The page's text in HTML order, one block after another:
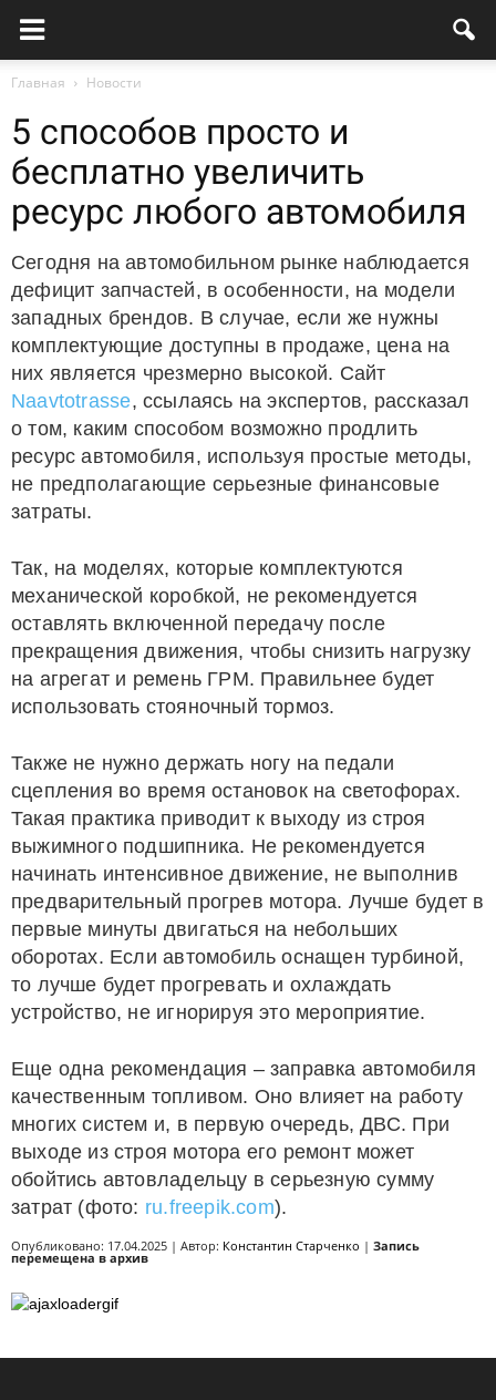
Главная Новости
5 способов просто и
бесплатно увеличить
ресурс любого автомобиля
Сегодня на автомобильном рынке наблюдается
дефицит запчастей, в особенности, на модели
западных брендов. В случае, если же нужны
комплектующие доступны в продаже, цена на
них является чрезмерно высокой. Сайт
Naavtotrasse, ссылаясь на экспертов, рассказал
о том, каким способом возможно продлить
ресурс автомобиля, используя простые методы,
не предполагающие серьезные финансовые
затраты.
Так, на моделях, которые комплектуются
механической коробкой, не рекомендуется
оставлять включенной передачу после
прекращения движения, чтобы снизить нагрузку
на агрегат и ремень ГРМ. Правильнее будет
использовать стояночный тормоз.
Также не нужно держать ногу на педали
сцепления во время остановок на светофорах.
Такая практика приводит к выходу из строя
выжимного подшипника. Не рекомендуется
начинать интенсивное движение, не выполнив
предварительный прогрев мотора. Лучше будет в
первые минуты двигаться на небольших
оборотах. Если автомобиль оснащен турбиной,
то лучше будет прогревать и охлаждать
устройство, не игнорируя это мероприятие.
Еще одна рекомендация – заправка автомобиля
качественным топливом. Оно влияет на работу
многих систем и, в первую очередь, ДВС. При
выходе из строя мотора его ремонт может
обойтись автовладельцу в серьезную сумму
затрат (фото: ru.freepik.com).
Опубликовано: 17.04.2025 | Автор: Константин Старченко | Запись
перемещена в архив